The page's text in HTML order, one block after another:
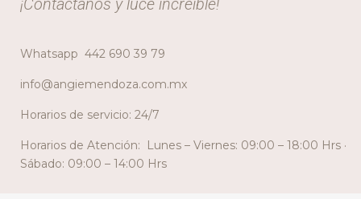
¡Contáctanos y luce increíble!
Whatsapp 442 690 39 79
info@angiemendoza.com.mx
Horarios de servicio: 24/7
Horarios de Atención: Lunes – Viernes: 09:00 – 18:00 Hrs ·
Sábado: 09:00 – 14:00 Hrs